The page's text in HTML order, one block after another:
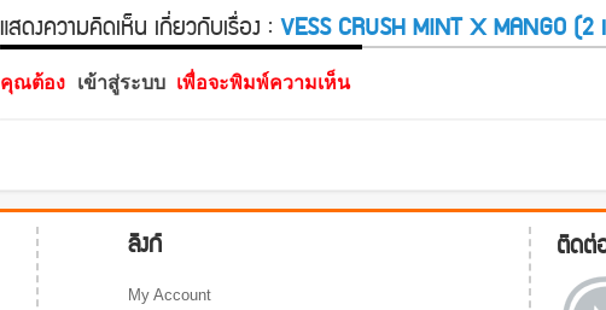
แสดงความคิดเห็น เกี่ยวกับเรื่อง :VESS CRUSH MINT X MANGO
คุณต้อง เข้าสู่ระบบ เพื่อจะพิมพ์ความเห็น
ลิงก์
My Account
ติดต่